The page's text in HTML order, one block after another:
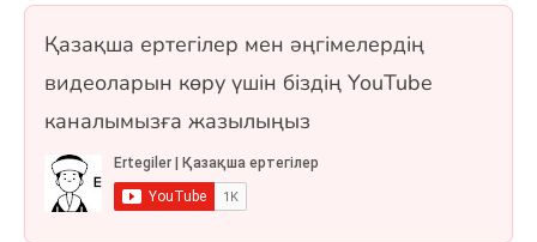
сұрақ, бір таңдауды және рас/жалған
Қазақша ертегілер мен әңгімелердің
видеоларын көру үшін біздің YouTube
каналымызға жазылыңыз